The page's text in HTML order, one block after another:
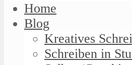
Home
Blog
Kreatives
Schreiben in